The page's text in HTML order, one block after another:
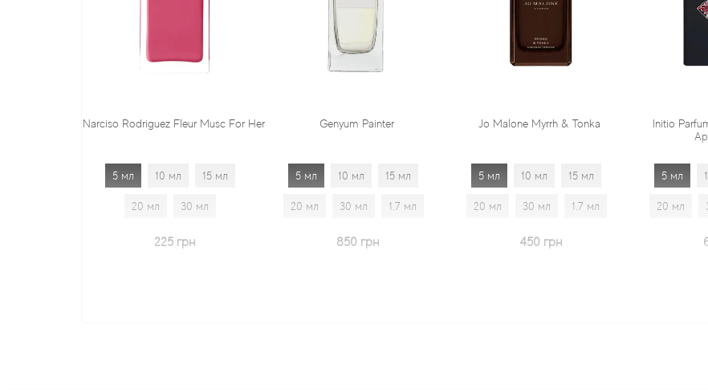
Rodriguez Fleur Musc For Her
15 мл
Genyum Painter
5 мл 15 мл
20 мл 1.7 мл
Jo Malone Myrrh & Tonka
5 мл 15 мл
20 мл 1.7 мл
Initio Parfums Prives Absolute
5 мл 15 мл
20 мл 1.7 мл